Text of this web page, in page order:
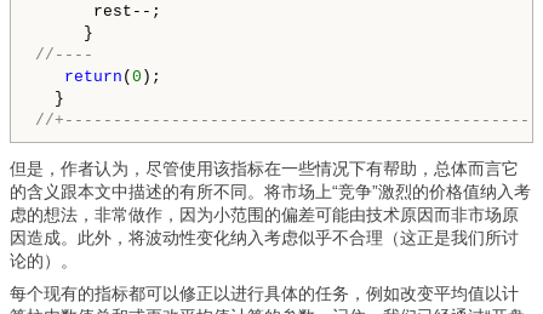
rest--;
//----
return (0 );
//
但是，作者认为，尽管使用该指标在一些情况下有帮助，总体而言它
的含义跟本文中描述的有所不同。将市场上“竞争”激烈的价格值纳入考
虑的想法，非常做作，因为小范围的偏差可能由技术原因而非市场原
因造成。此外，将波动性变化纳入考虑似乎不合理（这正是我们所讨
论的）。
每个现有的指标都可以修正以进行具体的任务，例如改变平均值以计